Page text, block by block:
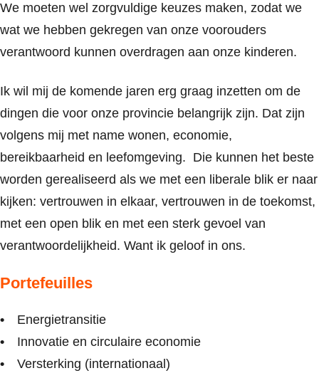
We moeten wel zorgvuldige keuzes maken, zodat we
wat we hebben gekregen van onze voorouders
verantwoord kunnen overdragen aan onze kinderen.
Ik wil mij de komende jaren erg graag inzetten om de
dingen die voor onze provincie belangrijk zijn. Dat zijn
volgens mij met name wonen, economie,
bereikbaarheid en leefomgeving. Die kunnen het beste
worden gerealiseerd als we met een liberale blik er naar
kijken: vertrouwen in elkaar, vertrouwen in de toekomst,
met een open blik en met een sterk gevoel van
verantwoordelijkheid. Want ik geloof in ons.
Portefeuilles
Energietransitie
Innovatie en circulaire economie
Versterking (internationaal)